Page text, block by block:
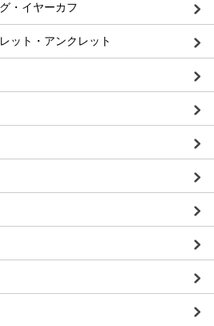
・イヤーカフ
ット・アンクレット